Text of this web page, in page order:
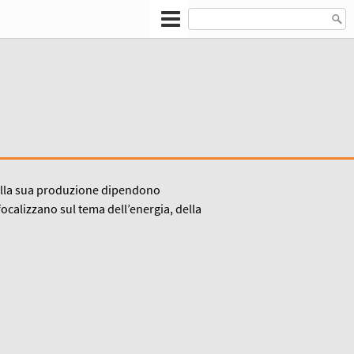
sua produzione dipendono
sul tema dell’energia, della